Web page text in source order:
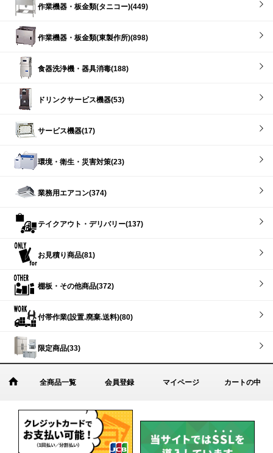
作業機器・板金類(タニコー)(449)
作業機器・板金類(東製作所)(898)
食器洗浄機・器具消毒(188)
ドリンクサービス機器(53)
サービス機器(17)
環境・衛生・災害対策(23)
業務用エアコン(374)
テイクアウト・デリバリー(137)
お見積り商品(81)
棚板・その他商品(372)
付帯作業(設置.廃棄.送料)(80)
限定商品(33)
全商品一覧 会員登録 マイページ カートの中